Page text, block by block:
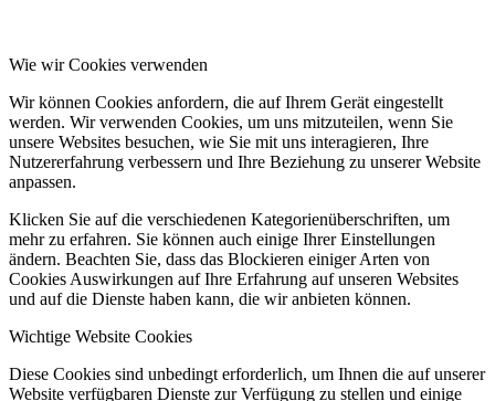
Wie wir Cookies verwenden
Wir können Cookies anfordern, die auf Ihrem Gerät eingestellt
werden. Wir verwenden Cookies, um uns mitzuteilen, wenn Sie
unsere Websites besuchen, wie Sie mit uns interagieren, Ihre
Nutzererfahrung verbessern und Ihre Beziehung zu unserer Website
anpassen.
Klicken Sie auf die verschiedenen Kategorienüberschriften, um
mehr zu erfahren. Sie können auch einige Ihrer Einstellungen
ändern. Beachten Sie, dass das Blockieren einiger Arten von
Cookies Auswirkungen auf Ihre Erfahrung auf unseren Websites
und auf die Dienste haben kann, die wir anbieten können.
Wichtige Website Cookies
Diese Cookies sind unbedingt erforderlich, um Ihnen die auf unserer
Website verfügbaren Dienste zur Verfügung zu stellen und einige